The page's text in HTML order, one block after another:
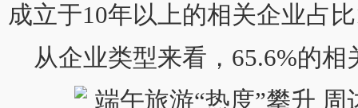
成立于10年以上的相关企业占
从企业类型来看，65.6%的